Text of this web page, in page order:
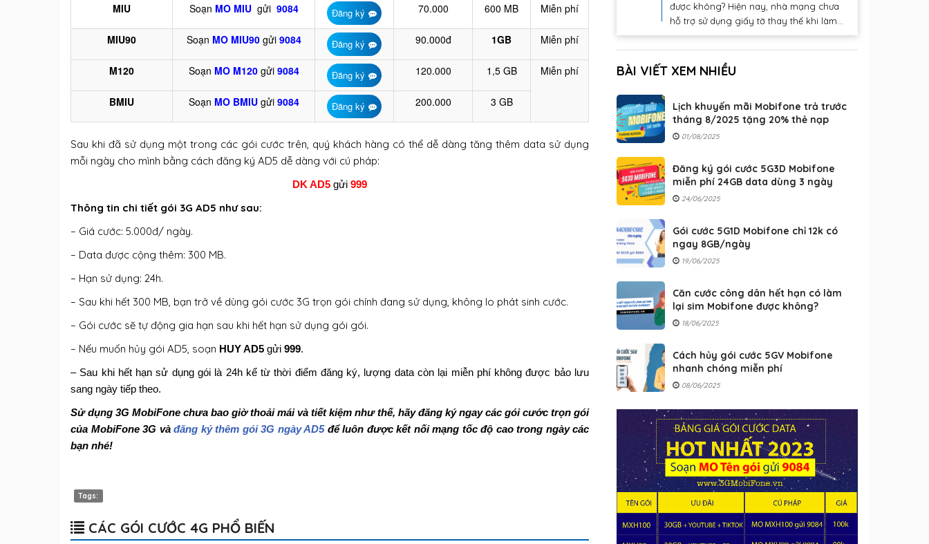
MIU Soạn MO MIUgửi 9084 Đăng ký 70.000 600 MB Miễn phí
MIU90 Soạn MOMIU90gửi 9084 Đăng ký 90.000đ 1GB Miễn phí
M120 Soạn MO M120gửi 9084 Đăng ký 120.000 1,5 GB Miễn phí
BMIU Soạn MO BMIUgửi 9084 Đăng ký 200.000 3 GB
Sau khi đã sử dụng một trong các gói cước trên, quý khách hàng có thể dễ dàng tăng thêm data sử dụng
mỗi ngày cho mình bằng cách đăng ký AD5 dễ dàng với cú pháp:
DK AD5 gửi 999
Thông tin chi tiết gói 3G AD5 như sau:
– Giá cước: 5.000đ/ ngày.
– Data được cộng thêm: 300 MB.
– Hạn sử dụng: 24h.
– Sau khi hết 300 MB, bạn trở về dùng gói cước 3G trọn gói chính đang sử dụng, không lo phát sinh cước.
– Gói cước sẽ tự động gia hạn sau khi hết hạn sử dụng gói gói.
– Nếu muốn hủy gói AD5, soạn HUY AD5 gửi 999.
– Sau khi hết hạn sử dụng gói là 24h kể từ thời điểm đăng ký, lượng data còn lại miễn phí không được bảo lưu
sang ngày tiếp theo.
Sử dụng 3G MobiFone chưa bao giờ thoải mái và tiết kiệm như thế, hãy đăng ký ngay các gói cước trọn gói
của MobiFone 3G và đăng ký thêm gói 3G ngày AD5để luôn được kết nối mạng tốc độ cao trong ngày các
bạn nhé!
Tags:
CÁC GÓI CƯỚC 4G PHỔ BIẾN
được không? Hiện nay, nhà mạng chưa
hỗ trợ sử dụng giấy tờ thay thế khi làm...
BÀI VIẾT XEM NHIỀU
Lịch khuyến mãi Mobifone trả trước
tháng 8/2025 tặng 20% thẻ nạp
01/08/2025
Đăng ký gói cước 5G3D Mobifone
miễn phí 24GB data dùng 3 ngày
24/06/2025
Gói cước 5G1D Mobifone chỉ 12k có
ngay 8GB/ngày
19/06/2025
Căn cước công dân hết hạn có làm
lại sim Mobifone được không?
18/06/2025
Cách hủy gói cước 5GV Mobifone
nhanh chóng miễn phí
08/06/2025